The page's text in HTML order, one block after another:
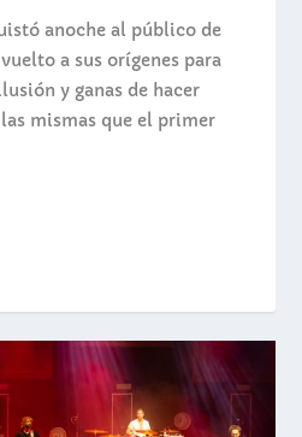
anoche al público de
a sus orígenes para
y ganas de hacer
mismas que el primer